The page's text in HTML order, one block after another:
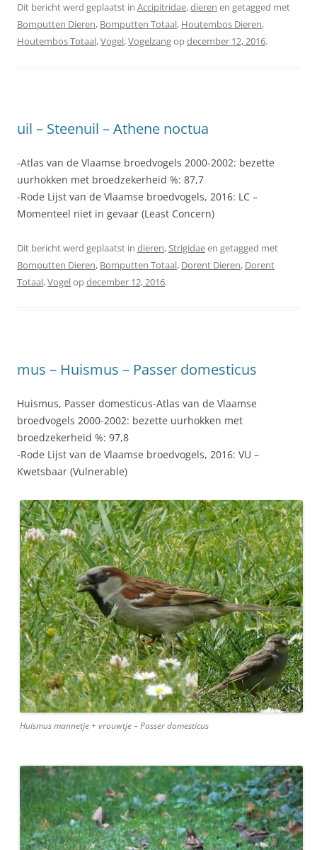
Dit bericht werd geplaatst in Accipitridae,dieren en getagged met
Bomputten Dieren, Bomputten Totaal, Houtembos Dieren,
Houtembos Totaal,Vogel,Vogelzangopdecember 12, 2016.
uil – Steenuil – Athene noctua
-Atlas van de Vlaamse broedvogels 2000-2002: bezette
uurhokken met broedzekerheid %: 87,7
-Rode Lijst van de Vlaamse broedvogels, 2016: LC –
Momenteel niet in gevaar (Least Concern)
Dit bericht werd geplaatst in dieren,Strigidaeen getagged met
Bomputten Dieren, Bomputten Totaal, Dorent Dieren, Dorent
Totaal,Vogelopdecember 12, 2016.
mus – Huismus – Passer domesticus
Huismus, Passer domesticus-Atlas van de Vlaamse
broedvogels 2000-2002: bezette uurhokken met
broedzekerheid %: 97,8
-Rode Lijst van de Vlaamse broedvogels, 2016: VU –
Kwetsbaar (Vulnerable)
Huismus mannetje + vrouwtje – Passer domesticus